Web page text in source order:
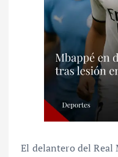
El delantero del Real